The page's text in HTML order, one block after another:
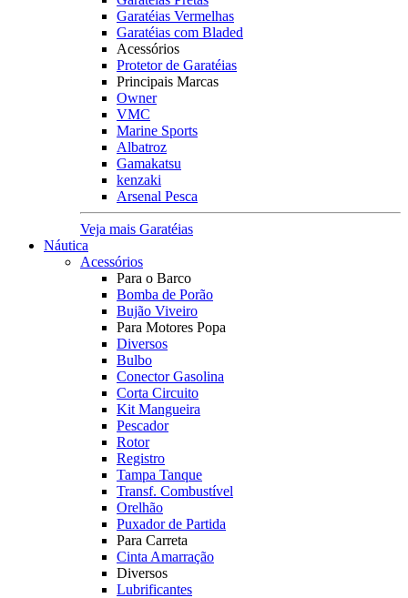
Garatéias Vermelhas
Garatéias com Bladed
Acessórios
Protetor de Garatéias
Principais Marcas
Owner
VMC
Marine Sports
Albatroz
Gamakatsu
kenzaki
Arsenal Pesca
Veja mais Garatéias
Náutica
Acessórios
Para o Barco
Bomba de Porão
Bujão Viveiro
Para Motores Popa
Diversos
Bulbo
Conector Gasolina
Corta Circuito
Kit Mangueira
Pescador
Rotor
Registro
Tampa Tanque
Transf. Combustível
Orelhão
Puxador de Partida
Para Carreta
Cinta Amarração
Diversos
Lubrificantes